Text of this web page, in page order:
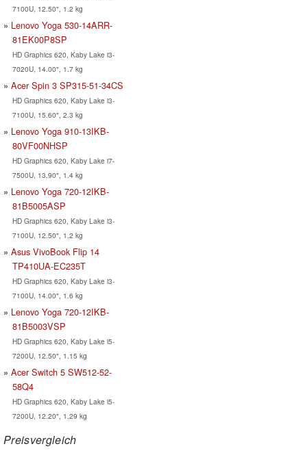
7100U, 12.50", 1.2 kg
Lenovo Yoga 530-14ARR-
81EK00P8SP
HD Graphics 620, Kaby Lake i3-
7020U, 14.00", 1.7 kg
Acer Spin 3 SP315-51-34CS
HD Graphics 620, Kaby Lake i3-
7100U, 15.60", 2.3 kg
Lenovo Yoga 910-13IKB-
80VF00NHSP
HD Graphics 620, Kaby Lake i7-
7500U, 13.90", 1.4 kg
Lenovo Yoga 720-12IKB-
81B5005ASP
HD Graphics 620, Kaby Lake i3-
7100U, 12.50", 1.2 kg
Asus VivoBook Flip 14
TP410UA-EC235T
HD Graphics 620, Kaby Lake i3-
7100U, 14.00", 1.6 kg
Lenovo Yoga 720-12IKB-
81B5003VSP
HD Graphics 620, Kaby Lake i5-
7200U, 12.50", 1.15 kg
Acer Switch 5 SW512-52-
58Q4
HD Graphics 620, Kaby Lake i5-
7200U, 12.20", 1.29 kg
Preisvergleich